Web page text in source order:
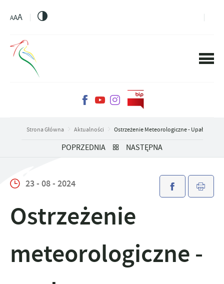
AAA
Strona Główna Aktualności Ostrzeżenie Meteorologiczne - Upał
POPRZEDNIA NASTĘPNA
23 - 08 - 2024
Ostrzeżenie
meteorologiczne -